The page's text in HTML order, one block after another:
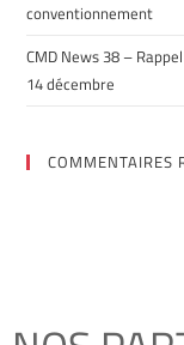
conventionnement
CMD News 38 –
14 décembre
COMMENTAIRES